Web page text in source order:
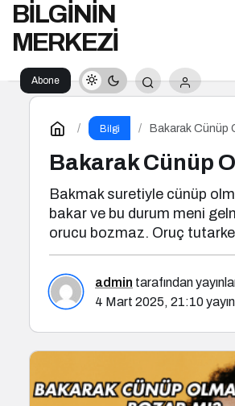
BİLGİNİN
MERKEZİ
Abone
Bilgi
Bakarak Cünüp
Bakarak Cünüp
Bakmak suretiyle cünüp
bakar ve bu durum meni
orucu bozmaz. Oruç
admin tarafından
4 Mart 2025, 21:10